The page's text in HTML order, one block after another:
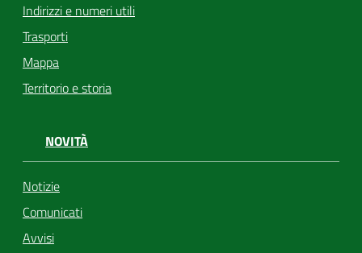
Indirizzi e numeri utili
Trasporti
Mappa
Territorio e storia
NOVITÀ
Notizie
Comunicati
Avvisi